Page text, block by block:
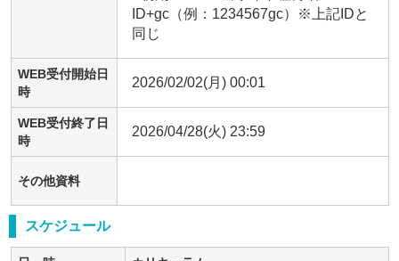
ID+gc（例：1234567gc）※上記IDと
同じ
WEB受付開始日
時
2026/02/02(月) 00:01
WEB受付終了日
時
2026/04/28(火) 23:59
その他資料
スケジュール